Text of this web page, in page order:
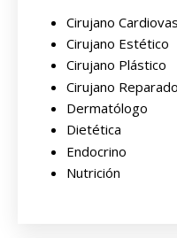
Cirujano
Cirujano Estético
Cirujano Plástico
Cirujano
Dermatólogo
Dietética
Endocrino
Nutrición